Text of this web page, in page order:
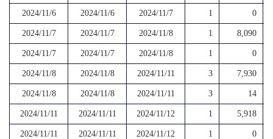
2024/11/6 2024/11/6 2024/11/7 1 0
2024/11/7 2024/11/7 2024/11/8 1 8,090
2024/11/7 2024/11/7 2024/11/8 1 0
2024/11/8 2024/11/8 2024/11/11 3 7,930
2024/11/8 2024/11/8 2024/11/11 3 14
2024/11/11 2024/11/11 2024/11/12 1 5,918
2024/11/11 2024/11/11 2024/11/12 1 0